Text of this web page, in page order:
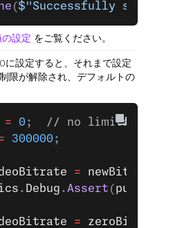
($"Successfully set
設定 をご覧ください。
に設定すると、それまで設定
限が解除され、デフォルトの
= 0 ;
// no limitations
300000 ;
= newBitrate
. Debug .Assert ( publisher
= zeroBitrate